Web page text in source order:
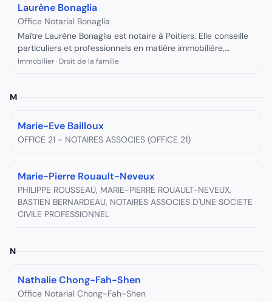
Laurène Bonaglia
Office Notarial Bonaglia
Maître Laurène Bonaglia est notaire à Poitiers. Elle conseille
particuliers et professionnels en matière immobilière,
familiale et patrimoniale.
Immobilier · Droit de la famille
M
Marie-Eve Bailloux
OFFICE 21 - NOTAIRES ASSOCIES (OFFICE 21)
Marie-Pierre Rouault-Neveux
PHILIPPE ROUSSEAU, MARIE-PIERRE ROUAULT-NEVEUX,
BASTIEN BERNARDEAU, NOTAIRES ASSOCIES D'UNE SOCIETE
CIVILE PROFESSIONNEL
N
Nathalie Chong-Fah-Shen
Office Notarial Chong-Fah-Shen